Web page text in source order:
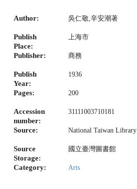
Author: 吳仁敬,辛安潮著
Publish
Place:
上海市
Publisher: 商務
Publish
Year:
1936
Pages: 200
Accession
number:
31111003710181
Source: National Taiwan Library
Source
Storage:
國立臺灣圖書館
Category: Arts